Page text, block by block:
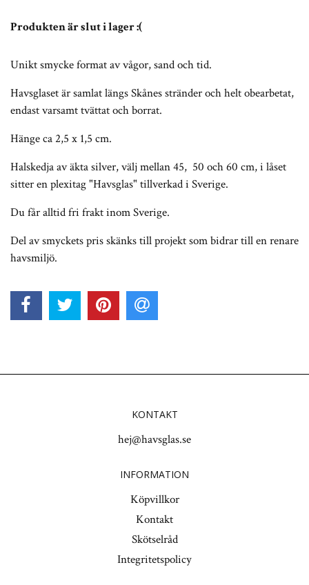
Produkten är slut i lager :(
Unikt smycke format av vågor, sand och tid.
Havsglaset är samlat längs Skånes stränder och helt obearbetat,
endast varsamt tvättat och borrat.
Hänge ca 2,5 x 1,5 cm.
Halskedja av äkta silver, välj mellan 45, 50 och 60 cm, i låset
sitter en plexitag "Havsglas" tillverkad i Sverige.
Du får alltid fri frakt inom Sverige.
Del av smyckets pris skänks till projekt som bidrar till en renare
havsmiljö.
KONTAKT
hej@havsglas.se
INFORMATION
Köpvillkor
Kontakt
Skötselråd
Integritetspolicy